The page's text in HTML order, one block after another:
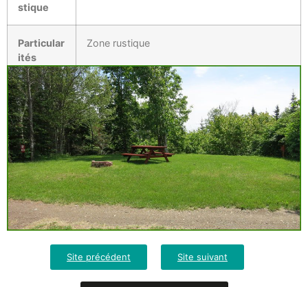
stique
Particular
ités
Zone rustique
Site précédent Site suivant